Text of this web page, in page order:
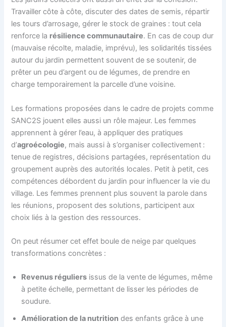
Travailler côte à côte, discuter des dates de semis, répartir
les tours d’arrosage, gérer le stock de graines : tout cela
renforce la résilience communautaire. En cas de coup dur
(mauvaise récolte, maladie, imprévu), les solidarités tissées
autour du jardin permettent souvent de se soutenir, de
prêter un peu d’argent ou de légumes, de prendre en
charge temporairement la parcelle d’une voisine.
Les formations proposées dans le cadre de projets comme
SANC2S jouent elles aussi un rôle majeur. Les femmes
apprennent à gérer l’eau, à appliquer des pratiques
d’agroécologie, mais aussi à s’organiser collectivement :
tenue de registres, décisions partagées, représentation du
groupement auprès des autorités locales. Petit à petit, ces
compétences débordent du jardin pour influencer la vie du
village. Les femmes prennent plus souvent la parole dans
les réunions, proposent des solutions, participent aux
choix liés à la gestion des ressources.
On peut résumer cet effet boule de neige par quelques
transformations concrètes :
Revenus réguliers issus de la vente de légumes, même
à petite échelle, permettant de lisser les périodes de
soudure.
Amélioration de la nutrition des enfants grâce à une